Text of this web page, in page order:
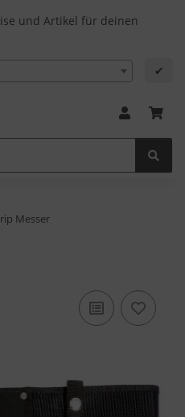
und Artikel für deinen
✔
Messer